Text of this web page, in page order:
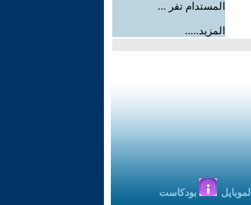
المستدام تفر ...
المزيد.....
الموبايل بودكاست